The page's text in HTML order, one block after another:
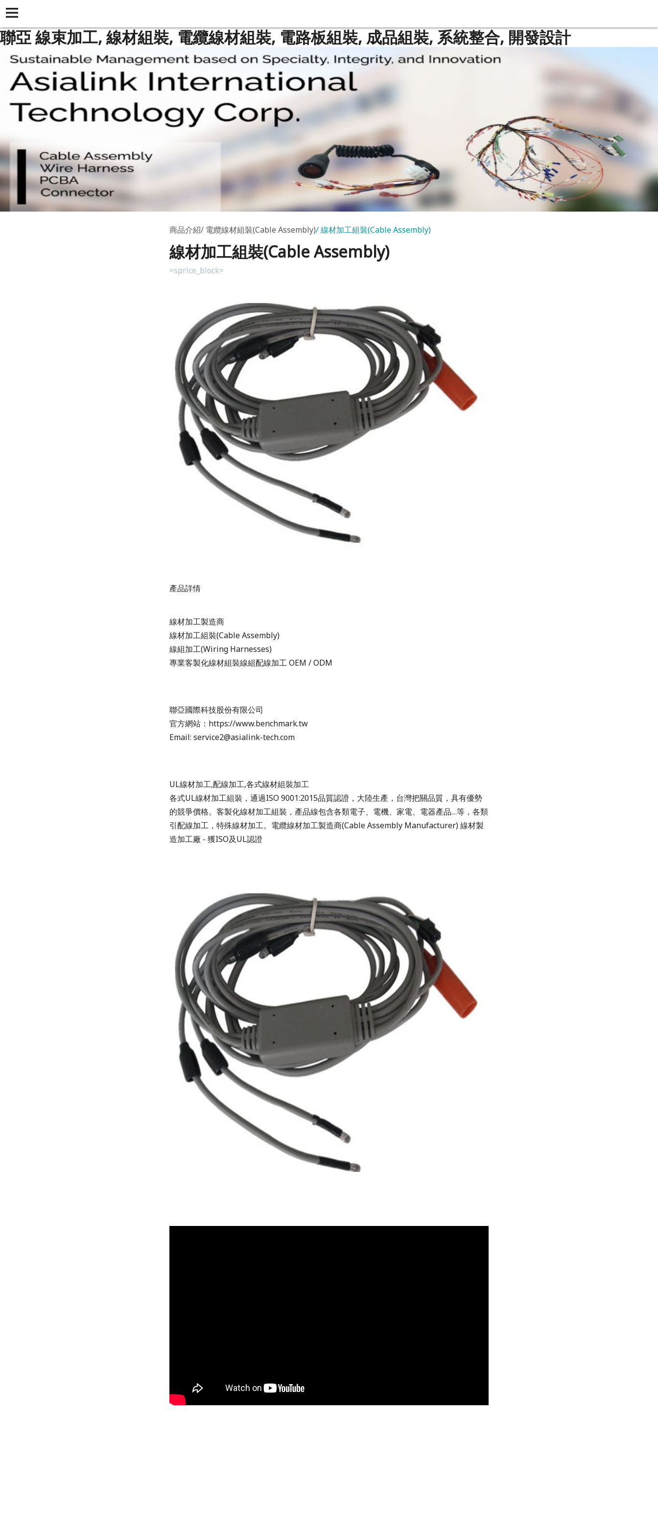
聯亞 線束加工, 線材組裝, 電纜線材組裝, 電路板組裝, 成品組裝, 系統整合, 開發設計
商品介紹 電纜線材組裝(Cable Assembly) 線材加工組裝(Cable Assembly)
線材加工組裝(Cable Assembly)
=sprice_block=
產品詳情
線材加工製造商
線材加工組裝(Cable Assembly)
線組加工(Wiring Harnesses)
專業客製化線材組裝線組配線加工 OEM / ODM
聯亞國際科技股份有限公司
官方網站：https://www.benchmark.tw
Email: service2@asialink-tech.com
UL線材加工,配線加工,各式線材組裝加工
各式UL線材加工組裝，通過ISO 9001:2015品質認證，大陸生產，台灣把關品質，具有優勢
的競爭價格。客製化線材加工組裝，產品線包含各類電子、電機、家電、電器產品…等，各類
引配線加工，特殊線材加工。電纜線材加工製造商(Cable Assembly Manufacturer) 線材製
造加工廠 - 獲ISO及UL認證